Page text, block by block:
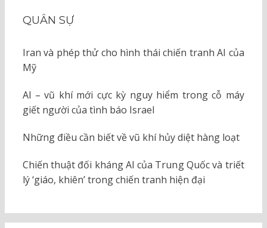
QUÂN SỰ
Iran và phép thử cho hình thái chiến tranh AI của
Mỹ
AI – vũ khí mới cực kỳ nguy hiểm trong cỗ máy
giết người của tình báo Israel
Những điều cần biết về vũ khí hủy diệt hàng loạt
Chiến thuật đối kháng AI của Trung Quốc và triết
lý ‘giáo, khiên’ trong chiến tranh hiện đại